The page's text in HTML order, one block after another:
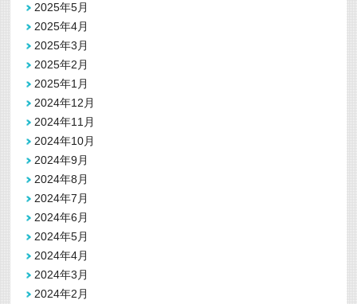
2025年5月
2025年4月
2025年3月
2025年2月
2025年1月
2024年12月
2024年11月
2024年10月
2024年9月
2024年8月
2024年7月
2024年6月
2024年5月
2024年4月
2024年3月
2024年2月